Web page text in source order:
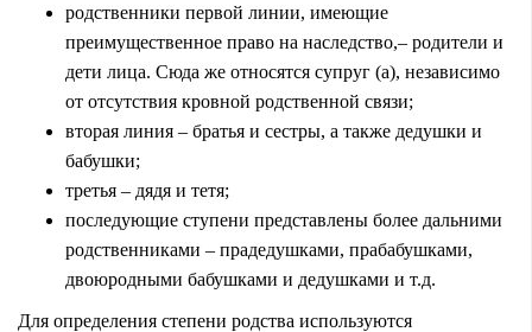
родственники первой линии, имеющие
преимущественное право на наследство,– родители и
дети лица. Сюда же относятся супруг (а), независимо
от отсутствия кровной родственной связи;
вторая линия – братья и сестры, а также дедушки и
бабушки;
третья – дядя и тетя;
последующие ступени представлены более дальними
родственниками – прадедушками, прабабушками,
двоюродными бабушками и дедушками и т.д.
Для определения степени родства используются